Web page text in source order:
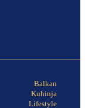
Balkan
Kuhinja
Lifestyle